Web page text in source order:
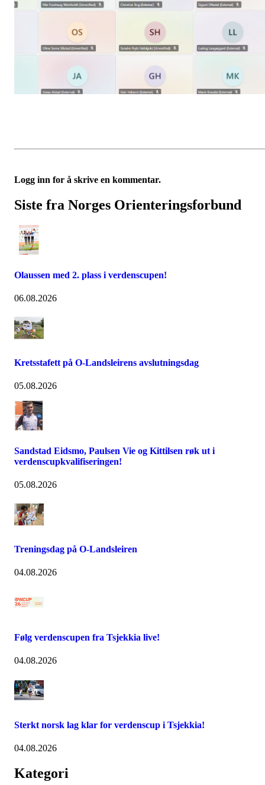
Logg inn for å skrive en kommentar.
Siste fra Norges Orienteringsforbund
Olaussen med 2. plass i verdenscupen!
06.08.2026
Kretsstafett på O-Landsleirens avslutningsdag
05.08.2026
Sandstad Eidsmo, Paulsen Vie og Kittilsen røk ut i
verdenscupkvalifiseringen!
05.08.2026
Treningsdag på O-Landsleiren
04.08.2026
Følg verdenscupen fra Tsjekkia live!
04.08.2026
Sterkt norsk lag klar for verdenscup i Tsjekkia!
04.08.2026
Kategori